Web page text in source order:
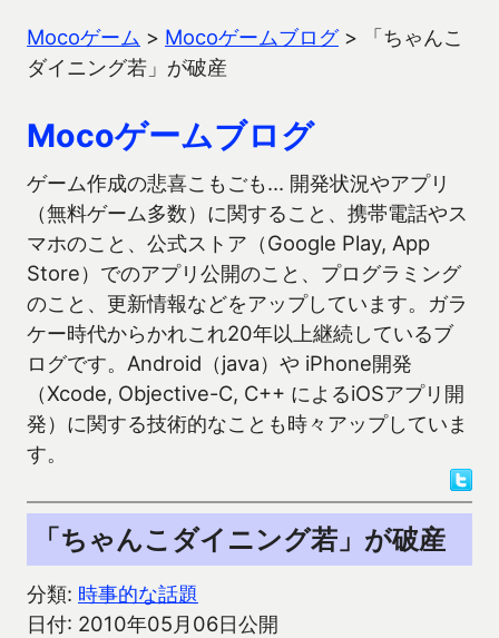
Mocoゲーム > Mocoゲームブログ>
「ちゃんこ
ダイニング若」が破産
Mocoゲームブログ
ゲーム作成の悲喜こもごも… 開発状況やアプリ
（無料ゲーム多数）に関すること、携帯電話やス
マホのこと、公式ストア（Google Play, App
Store）でのアプリ公開のこと、プログラミング
のこと、更新情報などをアップしています。ガラ
ケー時代からかれこれ20年以上継続しているブ
ログです。Android（java）や iPhone開発
（Xcode, Objective-C, C++ によるiOSアプリ開
発）に関する技術的なことも時々アップしていま
す。
「ちゃんこダイニング若」が破産
分類: 時事的な話題
日付: 2010年05月06日公開